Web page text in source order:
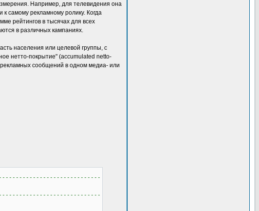
Например, для телевидения она
самому рекламному ролику. Когда
рейтингов в тысячах для всех
в различных кампаниях.
населения или целевой группы, с
нетто-покрытие" (accumulated netto-
рекламных сообщений в одном медиа- или